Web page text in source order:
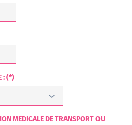
: (*)
MEDICALE DE TRANSPORT OU